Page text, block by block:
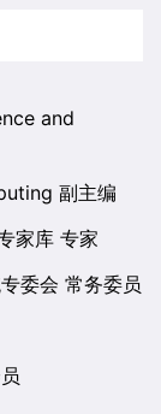
and
副主编
家库 专家
委会 常务委员